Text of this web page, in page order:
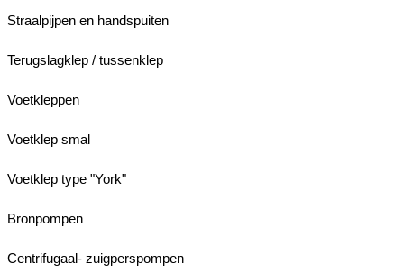
Straalpijpen en handspuiten
Terugslagklep / tussenklep
Voetkleppen
Voetklep smal
Voetklep type "York"
Bronpompen
Centrifugaal- zuigperspompen